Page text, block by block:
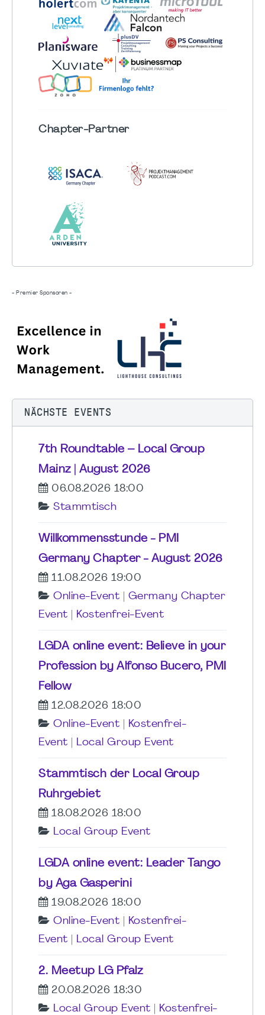
Chapter-Partner
- Premier Sponsoren -
NÄCHSTE EVENTS
7th Roundtable – Local Group
Mainz | August 2026
06.08.2026 18:00
Stammtisch
Willkommensstunde - PMI
Germany Chapter - August 2026
11.08.2026 19:00
Online-Event
Germany Chapter
Event
Kostenfrei-Event
LGDA online event: Believe in your
Profession by Alfonso Bucero, PMI
Fellow
12.08.2026 18:00
Online-Event
Kostenfrei-
Event
Local Group Event
Stammtisch der Local Group
Ruhrgebiet
18.08.2026 18:00
Local Group Event
LGDA online event: Leader Tango
by Aga Gasperini
19.08.2026 18:00
Online-Event
Kostenfrei-
Event
Local Group Event
2. Meetup LG Pfalz
20.08.2026 18:30
Local Group Event
Kostenfrei-